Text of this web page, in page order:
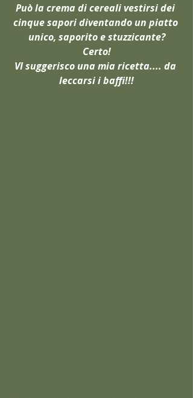
Può la crema di cereali vestirsi dei
cinque sapori diventando un piatto
unico, saporito e stuzzicante?
Certo!
VI suggerisco una mia ricetta.... da
leccarsi i baffi!!!